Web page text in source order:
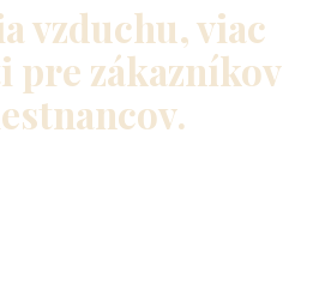
vzduchu, viac
pre zákazníkov